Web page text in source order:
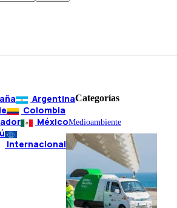
Argentina
Colombia
México
Internacional
Categorías
Medioambiente